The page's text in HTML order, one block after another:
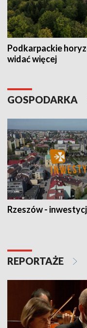
Podkarpackie
widać więcej
GOSPODARKA
Rzeszów -
REPORTAŻE